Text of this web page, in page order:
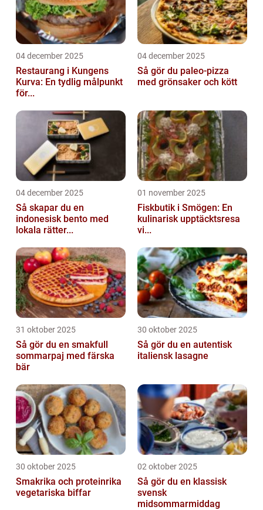
04 december 2025
Restaurang i Kungens
Kurva: En tydlig målpunkt
för...
04 december 2025
Så gör du paleo-pizza
med grönsaker och kött
04 december 2025
Så skapar du en
indonesisk bento med
lokala rätter...
01 november 2025
Fiskbutik i Smögen: En
kulinarisk upptäcktsresa
vi...
31 oktober 2025
Så gör du en smakfull
sommarpaj med färska
bär
30 oktober 2025
Så gör du en autentisk
italiensk lasagne
30 oktober 2025
Smakrika och proteinrika
vegetariska biffar
02 oktober 2025
Så gör du en klassisk
svensk
midsommarmiddag